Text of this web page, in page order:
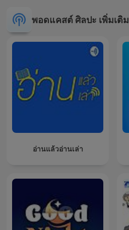
พอดแคสต์ ศิลปะ เพิ่มเติม
อ่านแล้วอ่านเล่า